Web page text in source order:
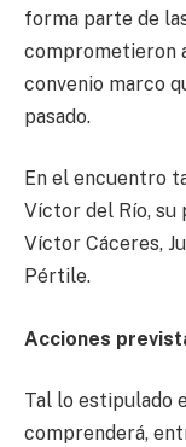
forma parte de
comprometieron
convenio marco
pasado.
En el encuentro
Víctor del Río, su
Víctor Cáceres,
Pértile.
Acciones
Tal lo estipulado
comprenderá,